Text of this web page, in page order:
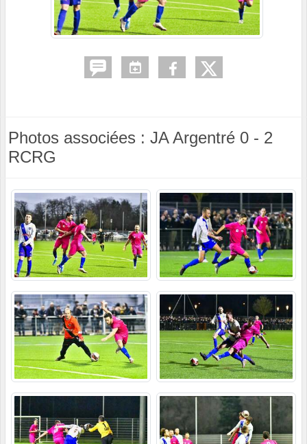
Photos associées : JA Argentré 0 - 2
RCRG